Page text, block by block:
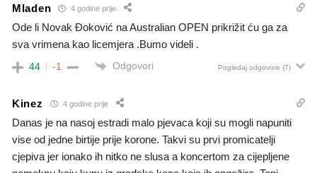
Mladen 4 godine prije
Ode li Novak Đoković na Australian OPEN prikrižit ću ga za
sva vrimena kao licemjera .Bumo videli .
44 -1 Odgovori Pogledaj odgovore (7)
Kinez 4 godine prije
Danas je na nasoj estradi malo pjevaca koji su mogli napuniti
vise od jedne birtije prije korone. Takvi su prvi promicatelji
cjepiva jer ionako ih nitko ne slusa a koncertom za cijepljene